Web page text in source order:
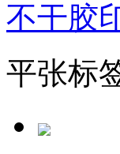
不干胶
平张标